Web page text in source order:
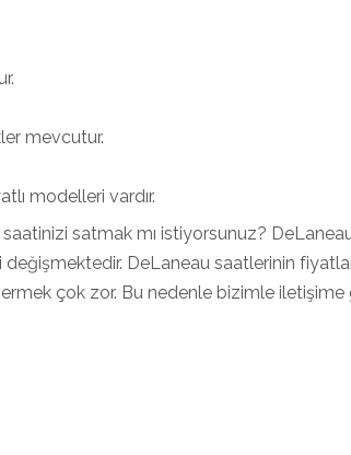
mevcutur.
modelleri vardır.
satmak mı istiyorsunuz?
DeLaneau saatlerinin
çok zor. Bu nedenle bizimle iletişime